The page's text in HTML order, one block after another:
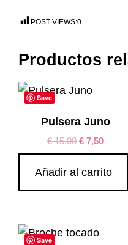
POST VIEWS:0
Productos
Save
Pulsera Juno
€15,00 € 7,50
Añadir al carrito
Save